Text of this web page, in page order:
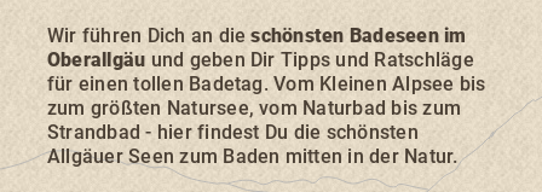
UNTERKÜNFTE
ERLEBNISSE
Wir führen Dich an dieschönsten Badeseen im
Oberallgäu und geben Dir Tipps und Ratschläge
für einen tollen Badetag. Vom Kleinen Alpsee bis
zum größten Natursee, vom Naturbad bis zum
Strandbad - hier findest Du die schönsten
Allgäuer Seen zum Baden mitten in der Natur.